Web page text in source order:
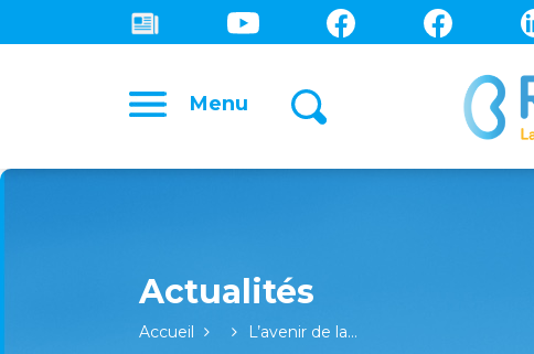
Menu
Accueil L’avenir de la…